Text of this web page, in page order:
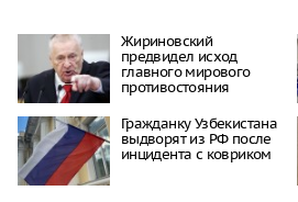
Жириновский
предвидел исход
главного мирового
противостояния
Гражданку Узбекистана
выдворят из РФ после
инцидента с ковриком